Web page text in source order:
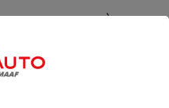
Rechercher À propos
auto MAAF